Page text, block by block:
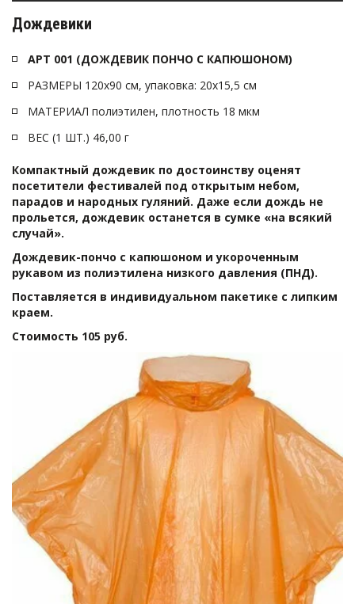
Дождевики
АРТ 001 (ДОЖДЕВИК ПОНЧО С КАПЮШОНОМ)
РАЗМЕРЫ 120х90 см, упаковка: 20х15,5 см
МАТЕРИАЛ полиэтилен, плотность 18 мкм
ВЕС (1 ШТ.) 46,00 г
Компактный дождевик по достоинству оценят
посетители фестивалей под открытым небом,
парадов и народных гуляний. Даже если дождь не
прольется, дождевик останется в сумке «на всякий
случай».
Дождевик-пончо с капюшоном и укороченным
рукавом из полиэтилена низкого давления (ПНД).
Поставляется в индивидуальном пакетике с липким
краем.
Стоимость 105 руб.